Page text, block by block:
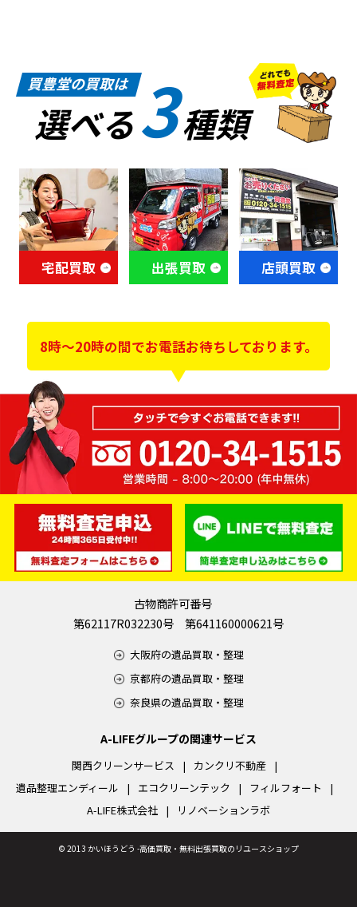
買豊堂の買取は
選べる3種類
宅配買取 出張買取 店頭買取
8時～20時の間でお電話お待ちしております。
古物商許可番号
第62117R032230号 第641160000621号
大阪府の遺品買取・整理
京都府の遺品買取・整理
奈良県の遺品買取・整理
A-LIFEグループの関連サービス
関西クリーンサービス
カンクリ不動産
遺品整理エンディール
エコクリーンテック
フィルフォート
A-LIFE株式会社
リノベーションラボ
© 2013 かいほうどう -高価買取・無料出張買取のリユースショップ